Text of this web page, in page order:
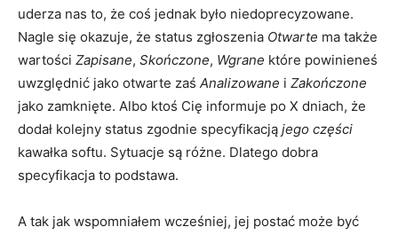
uderza nas to, że coś jednak było niedoprecyzowane.
Nagle się okazuje, że status zgłoszenia Otwarte ma także
wartości Zapisane, Skończone, Wgrane które powinieneś
uwzględnić jako otwarte zaś Analizowane i Zakończone
jako zamknięte. Albo ktoś Cię informuje po X dniach, że
dodał kolejny status zgodnie specyfikacją jego części
kawałka softu. Sytuacje są różne. Dlatego dobra
specyfikacja to podstawa.
A tak jak wspomniałem wcześniej, jej postać może być